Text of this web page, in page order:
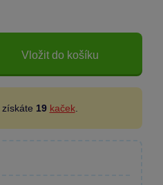
Vložit do košíku
19 kaček.